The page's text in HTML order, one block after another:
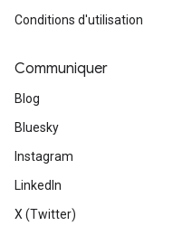
Conditions d'utilisation
Communiquer
Blog
Bluesky
Instagram
LinkedIn
X (Twitter)